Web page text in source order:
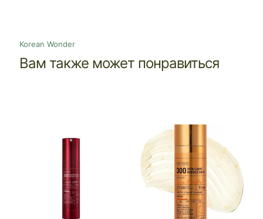
Korean Wonder
Вам также может понравиться